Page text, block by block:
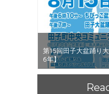
第15回田子大盆踊り
6年】